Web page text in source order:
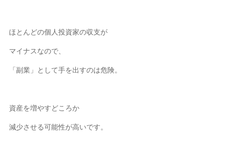
ほとんどの個人投資家の収支が
マイナスなので、
「副業」として手を出すのは危険。
資産を増やすどころか
減少させる可能性が高いです。